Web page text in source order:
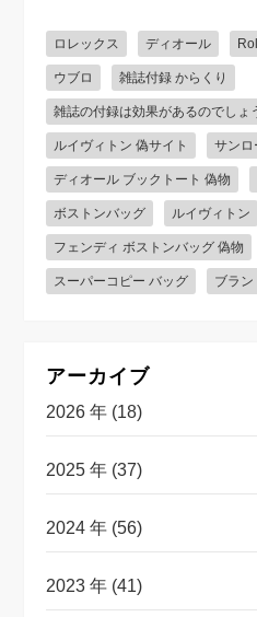
ロレックス ディオール
ウブロ 雑誌付録 からくり
雑誌の付録は効果があるのでしょ
ルイヴィトン 偽サイト サンロ
ディオール ブックトート 偽物
ボストンバッグ ルイヴィトン
フェンディ ボストンバッグ 偽物
スーパーコピー バッグ ブラ
アーカイブ
2026 年 (18)
2025 年 (37)
2024 年 (56)
2023 年 (41)